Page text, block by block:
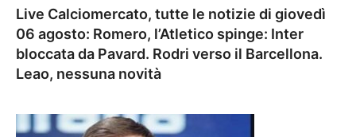
Live Calciomercato, tutte le notizie di giovedì
06 agosto: Romero, l’Atletico spinge: Inter
bloccata da Pavard. Rodri verso il Barcellona.
Leao, nessuna novità